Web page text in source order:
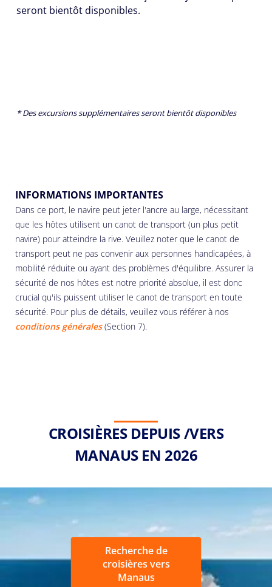
seront bientôt disponibles.
* Des excursions supplémentaires seront bientôt disponibles
INFORMATIONS IMPORTANTES
Dans ce port, le navire peut jeter l'ancre au large, nécessitant
que les hôtes utilisent un canot de transport (un plus petit
navire) pour atteindre la rive. Veuillez noter que le canot de
transport peut ne pas convenir aux personnes handicapées, à
mobilité réduite ou ayant des problèmes d'équilibre. Assurer la
sécurité de nos hôtes est notre priorité absolue, il est donc
crucial qu'ils puissent utiliser le canot de transport en toute
sécurité. Pour plus de détails, veuillez vous référer à nos
conditions générales(Section 7).
CROISIÈRES DEPUIS /VERS
MANAUS EN 2026
Recherche de
croisières vers
Manaus